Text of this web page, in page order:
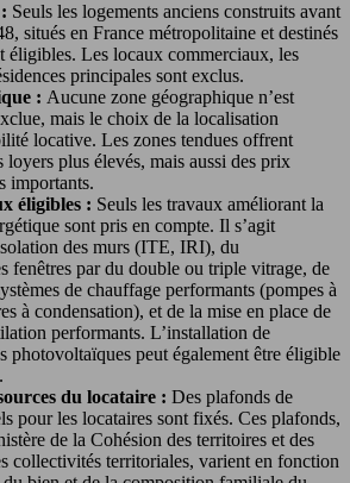
Seuls les logements anciens construits avant
situés en France métropolitaine et destinés
éligibles. Les locaux commerciaux, les
principales sont exclus.
: Aucune zone géographique n’est
mais le choix de la localisation
locative. Les zones tendues offrent
loyers plus élevés, mais aussi des prix
importants.
éligibles : Seuls les travaux améliorant la
sont pris en compte. Il s’agit
des murs (ITE, IRI), du
fenêtres par du double ou triple vitrage, de
de chauffage performants (pompes à
à condensation), et de la mise en place de
performants. L’installation de
photovoltaïques peut également être éligible
du locataire : Des plafonds de
pour les locataires sont fixés. Ces plafonds,
de la Cohésion des territoires et des
collectivités territoriales, varient en fonction